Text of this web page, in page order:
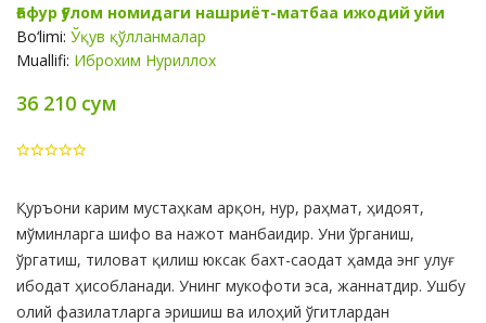
Ғафур Ғулом номидаги нашриёт-матбаа ижодий уйи
Bo‘limi: Ўқув қўлланмалар
Muallifi: Иброхим Нуриллох
36 210 сум
Product
Summery
Қуръони карим мустаҳкам арқон, нур, раҳмат, ҳидоят,
мўминларга шифо ва нажот манбаидир. Уни ўрганиш,
ўргатиш, тиловат қилиш юксак бахт-саодат ҳамда энг улуғ
ибодат ҳисобланади. Унинг мукофоти эса, жаннатдир. Ушбу
олий фазилатларга эришиш ва илоҳий ўгитлардан